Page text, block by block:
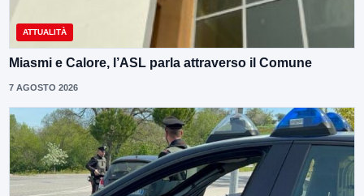
ATTUALITÀ
Miasmi e Calore, l’ASL parla attraverso il Comune
7 AGOSTO 2026